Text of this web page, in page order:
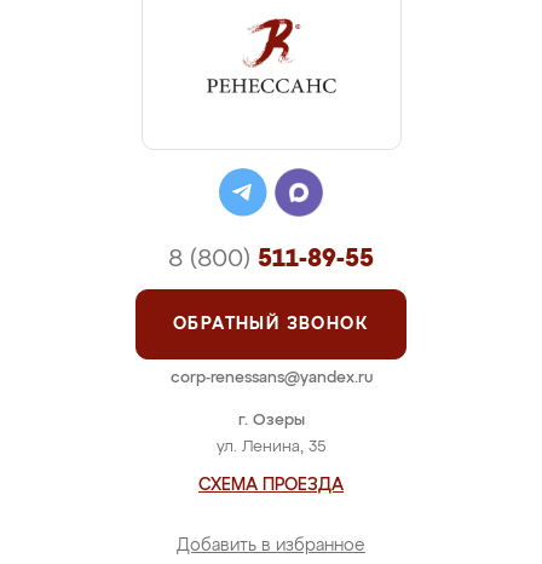
г. Озеры
ул. Ленина, 35
СХЕМА ПРОЕЗДА
Добавить в избранное
8 (800) 511-89-55
ОБРАТНЫЙ ЗВОНОК
corp-renessans@yandex.ru